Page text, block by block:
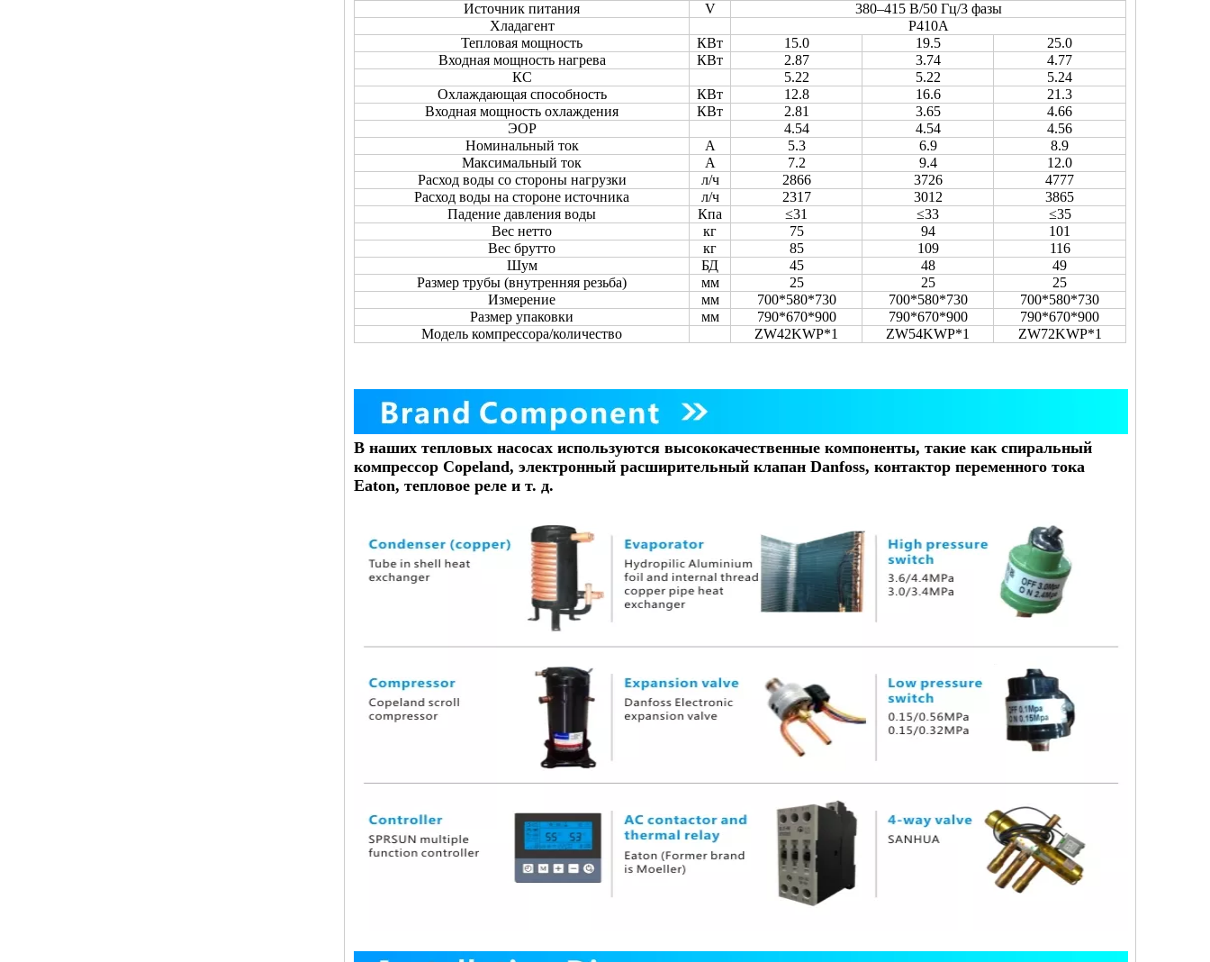
Источник питания
V
380–415 В/50 Гц/3 фазы
Хладагент
Р410А
Тепловая мощность
КВт 15.0 19.5
25.0
Входная мощность нагрева
КВт 2.87 3.74
4.77
КС
5.22 5.22
5.24
Охлаждающая способность
КВт 12.8 16.6
21.3
Входная мощность охлаждения
КВт 2.81 3.65
4.66
ЭОР
4.54 4.54
4.56
Номинальный ток
A 5.3 6.9
8.9
Максимальный ток
A 7.2 9.4
12.0
Расход воды со стороны нагрузки
л/ч 2866 3726
4777
Расход воды на стороне источника
л/ч 2317 3012
3865
Падение давления воды
Кпа ≤31 ≤33
≤35
Вес нетто
кг 75 94
101
Вес брутто
кг 85 109
116
Шум
БД 45 48
49
Размер трубы (внутренняя резьба)
мм 25 25
25
Измерение
мм 700*580*730 700*580*730
700*580*730
Размер упаковки
мм 790*670*900 790*670*900
790*670*900
Модель компрессора/количество
ZW42KWP*1 ZW54KWP*1 ZW72KWP*1
В наших тепловых насосах используются высококачественные компоненты, такие как спиральный
компрессор Copeland, электронный расширительный клапан Danfoss, контактор переменного тока
Eaton, тепловое реле и т. д.